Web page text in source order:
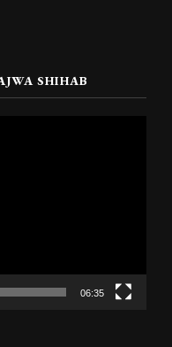
SHIHAB
06:35